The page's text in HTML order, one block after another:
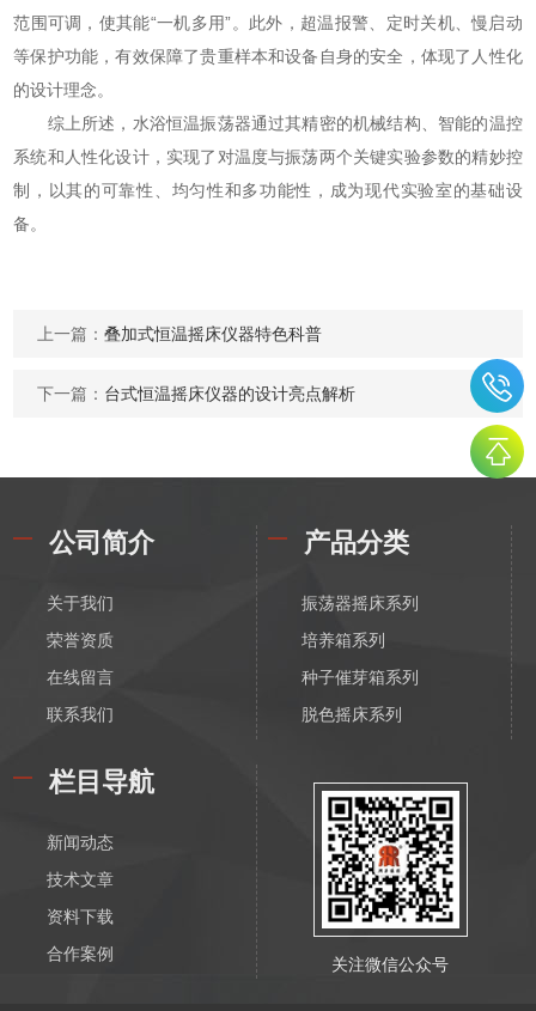
范围可调，使其能“一机多用”。此外，超温报警、定时关机、慢启动
等保护功能，有效保障了贵重样本和设备自身的安全，体现了人性化
的设计理念。
综上所述，水浴恒温振荡器通过其精密的机械结构、智能的温控
系统和人性化设计，实现了对温度与振荡两个关键实验参数的精妙控
制，以其的可靠性、均匀性和多功能性，成为现代实验室的基础设
备。
上一篇：叠加式恒温摇床仪器特色科普
下一篇： 台式恒温摇床仪器的设计亮点解析
公司简介
关于我们
荣誉资质
在线留言
联系我们
产品分类
振荡器摇床系列
培养箱系列
种子催芽箱系列
脱色摇床系列
恒温磁力搅拌器系列
电动搅拌器系列
离心机系列
水浴锅系列
油浴锅系列
恒温水箱系列
栏目导航
新闻动态
技术文章
资料下载
合作案例
关注微信公众号